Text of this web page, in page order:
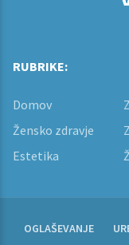
RUBRIKE:
Domov
Žensko zdravje
Estetika
OGLAŠEVANJE